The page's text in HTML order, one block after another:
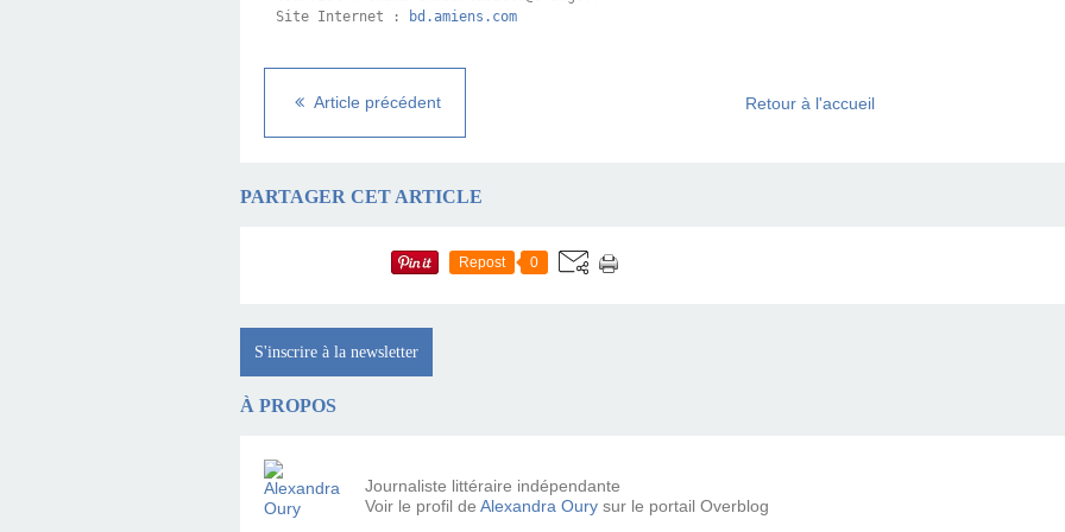
Site Internet :
bd.amiens.com
Article précédent Retour à l'accueil
PARTAGER CET ARTICLE
Repost 0
S'inscrire à la newsletter
À PROPOS
Journaliste littéraire indépendante
Voir le profil de Alexandra Oury sur le portail Overblog